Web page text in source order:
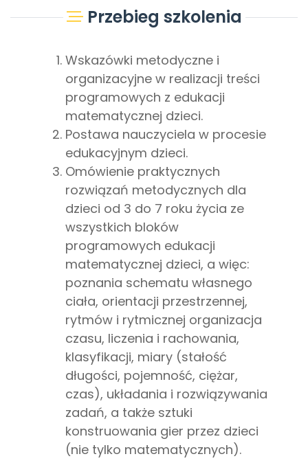
Przebieg szkolenia
Wskazówki metodyczne i
organizacyjne w realizacji treści
programowych z edukacji
matematycznej dzieci.
Postawa nauczyciela w procesie
edukacyjnym dzieci.
Omówienie praktycznych
rozwiązań metodycznych dla
dzieci od 3 do 7 roku życia ze
wszystkich bloków
programowych edukacji
matematycznej dzieci, a więc:
poznania schematu własnego
ciała, orientacji przestrzennej,
rytmów i rytmicznej organizacja
czasu, liczenia i rachowania,
klasyfikacji, miary (stałość
długości, pojemność, ciężar,
czas), układania i rozwiązywania
zadań, a także sztuki
konstruowania gier przez dzieci
(nie tylko matematycznych).